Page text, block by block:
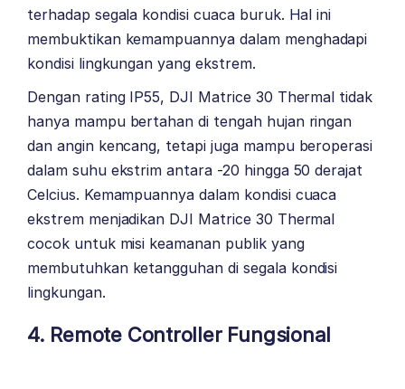
terhadap segala kondisi cuaca buruk. Hal ini
membuktikan kemampuannya dalam menghadapi
kondisi lingkungan yang ekstrem.
Dengan rating IP55, DJI Matrice 30 Thermal tidak
hanya mampu bertahan di tengah hujan ringan
dan angin kencang, tetapi juga mampu beroperasi
dalam suhu ekstrim antara -20 hingga 50 derajat
Celcius. Kemampuannya dalam kondisi cuaca
ekstrem menjadikan DJI Matrice 30 Thermal
cocok untuk misi keamanan publik yang
membutuhkan ketangguhan di segala kondisi
lingkungan.
4. Remote Controller Fungsional